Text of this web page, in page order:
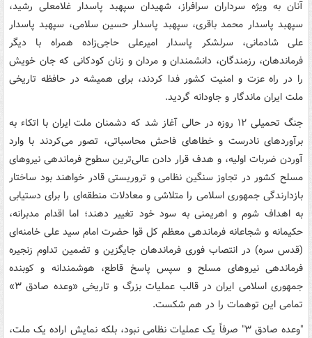
آنان به ویژه سرداران سرافراز، شهیدان سپهبد پاسدار غلامعلی رشید،
سپهبد پاسدار محمد باقری، سپهبد پاسدار حسین سلامی، سپهبد پاسدار
علی شادمانی، سرلشکر پاسدار امیرعلی حاجی‌زاده همراه با دیگر
فرماندهان، رزمندگان، دانشمندان و مردان و زنان کودکانی که جان خویش
را در راه عزت و امنیت کشور فدا کردند، برای همیشه در حافظه تاریخی
ملت ایران ماندگار و جاودانه گردید.
جنگ تحمیلی ۱۲ روزه در حالی آغاز شد که دشمنان ملت ایران با اتکاء به
برآوردهای نادرست و خطاهای فاحش محاسباتی، تصور می‌کردند با وارد
آوردن ضربات اولیه، و هدف قرار دادن عالی‌ترین سطوح فرماندهی نیروهای
مسلح کشور در تجاوز سنگین نظامی و تروریستی قادر خواهند بود ساختار
بازدارندگی جمهوری اسلامی را متلاشی و معادلات منطقه‌ای را برای دستیابی
به اهداف شوم و اهریمنی به سود خود تغییر دهند؛ اما اقدام مدبرانه،
حکیمانه و شجاعانه فرماندهی معظم کل قوا حضرت امام سید علی خامنه‌ای
(قدس سره) در انتصاب فوری فرماندهان جایگزین و تضمین تداوم زنجیره
فرماندهی نیروهای مسلح و سپس پاسخ قاطع، هوشمندانه و کوبنده
جمهوری اسلامی ایران در قالب عملیات بزرگ و تاریخی «وعده صادق ۳»
تمامی این توهمات را در هم شکست.
"وعده صادق ۳" صرفاً یک عملیات نظامی نبود، بلکه نمایش اراده یک ملت،